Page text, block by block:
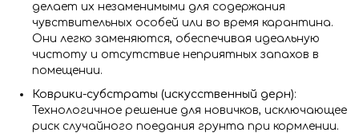
делает их незаменимыми для содержания
чувствительных особей или во время карантина.
Они легко заменяются, обеспечивая идеальную
чистоту и отсутствие неприятных запахов в
помещении.
Коврики-субстраты (искусственный дерн):
Технологичное решение для новичков, исключающее
риск случайного поедания грунта при кормлении.